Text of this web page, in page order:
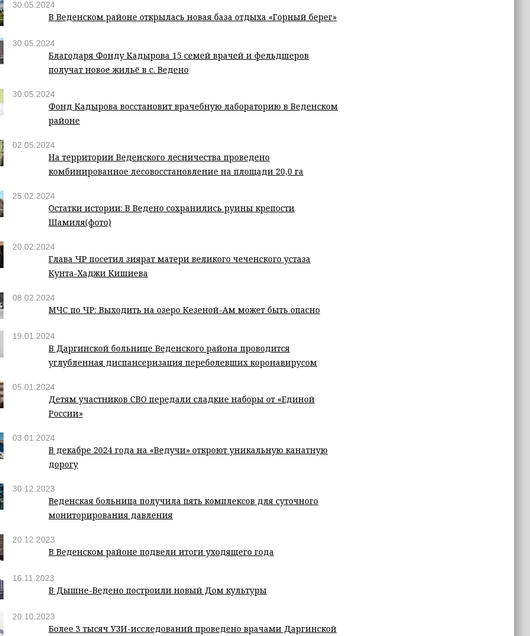
30.05.2024
В Веденском районе открылась новая база отдыха «Горный берег»
30.05.2024
Благодаря Фонду Кадырова 15 семей врачей и фельдшеров
получат новое жильё в с. Ведено
30.05.2024
Фонд Кадырова восстановит врачебную лабораторию в Веденском
районе
02.05.2024
На территории Веденского лесничества проведено
комбинированное лесовосстановление на площади 20,0 га
25.02.2024
Остатки истории: В Ведено сохранились руины крепости
Шамиля(фото)
20.02.2024
Глава ЧР посетил зиярат матери великого чеченского устаза
Кунта-Хаджи Кишиева
08.02.2024
МЧС по ЧР: Выходить на озеро Кезеной-Ам может быть опасно
19.01.2024
В Даргинской больнице Веденского района проводится
углубленная диспансеризация переболевших коронавирусом
05.01.2024
Детям участников СВО передали сладкие наборы от «Единой
России»
03.01.2024
В декабре 2024 года на «Ведучи» откроют уникальную канатную
дорогу
30.12.2023
Веденская больница получила пять комплексов для суточного
мониторирования давления
20.12.2023
В Веденском районе подвели итоги уходящего года
16.11.2023
В Дышне-Ведено построили новый Дом культуры
20.10.2023
Более 3 тысяч УЗИ-исследований проведено врачами Даргинской